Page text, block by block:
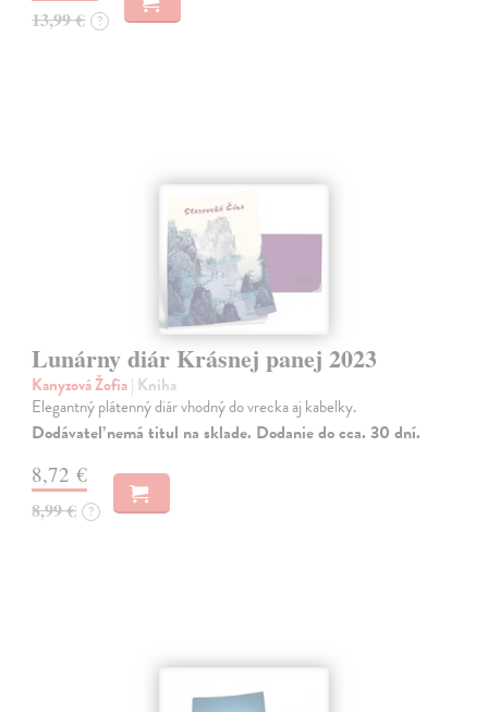
13,99 € ?
Lunárny diár Krásnej panej 2023
Kanyzová Žofia| Kniha
Elegantný plátenný diár vhodný do vrecka aj kabelky.
Dodávateľ nemá titul na sklade. Dodanie do cca. 30 dní.
8,72 €
8,99 € ?